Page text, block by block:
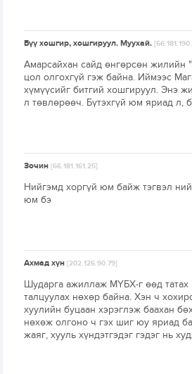
Бүү хошгир, хошгируул. Муухай.
Амарсайхан сайд өнгөрсөн жилийн
цол олгохгүй гэж байна. Иймээс
хүмүүсийг битгий хошгируул. Энэ
л төвлөрөөч. Бүтэхгүй юм яриад л,
Зочин[66.181.161.25]
Нийгэмд хоргүй юм байж тэгвэл
юм бэ
Ахмад хүн[202.126.90.79]
Шударга ажиллаж МҮБХ-г өөд татах
талцуулах нөхөр байна. Хэн ч
хуулийн буцаан хэрэглэж баахан
нөхөж олгоно ч гэх шиг юу яриад
жаяг, хууль хүндэтгэдэг гэдэг нь